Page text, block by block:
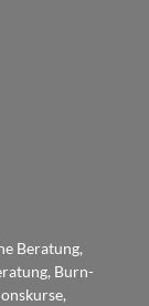
Beratung,
Burn-